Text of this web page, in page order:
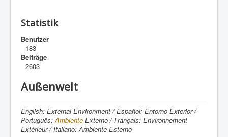
Statistik
Benutzer
183
Beiträge
2603
Außenwelt
English: External Environment / Español: Entorno Exterior /
Português: Ambiente Externo / Français: Environnement
Extérieur / Italiano: Ambiente Esterno